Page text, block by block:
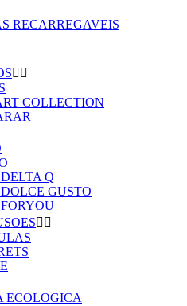
RECARREGAVEIS
 
COLLECTION
Q
GUSTO
 
ECOLOGICA